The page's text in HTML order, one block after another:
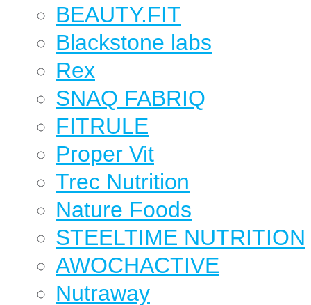
BEAUTY.FIT
Blackstone labs
Rex
SNAQ FABRIQ
FITRULE
Proper Vit
Trec Nutrition
Nature Foods
STEELTIME NUTRITION
AWOCHACTIVE
Nutraway